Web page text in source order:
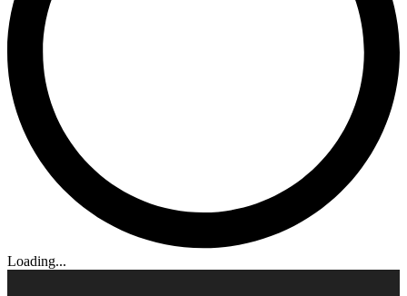
Loading...